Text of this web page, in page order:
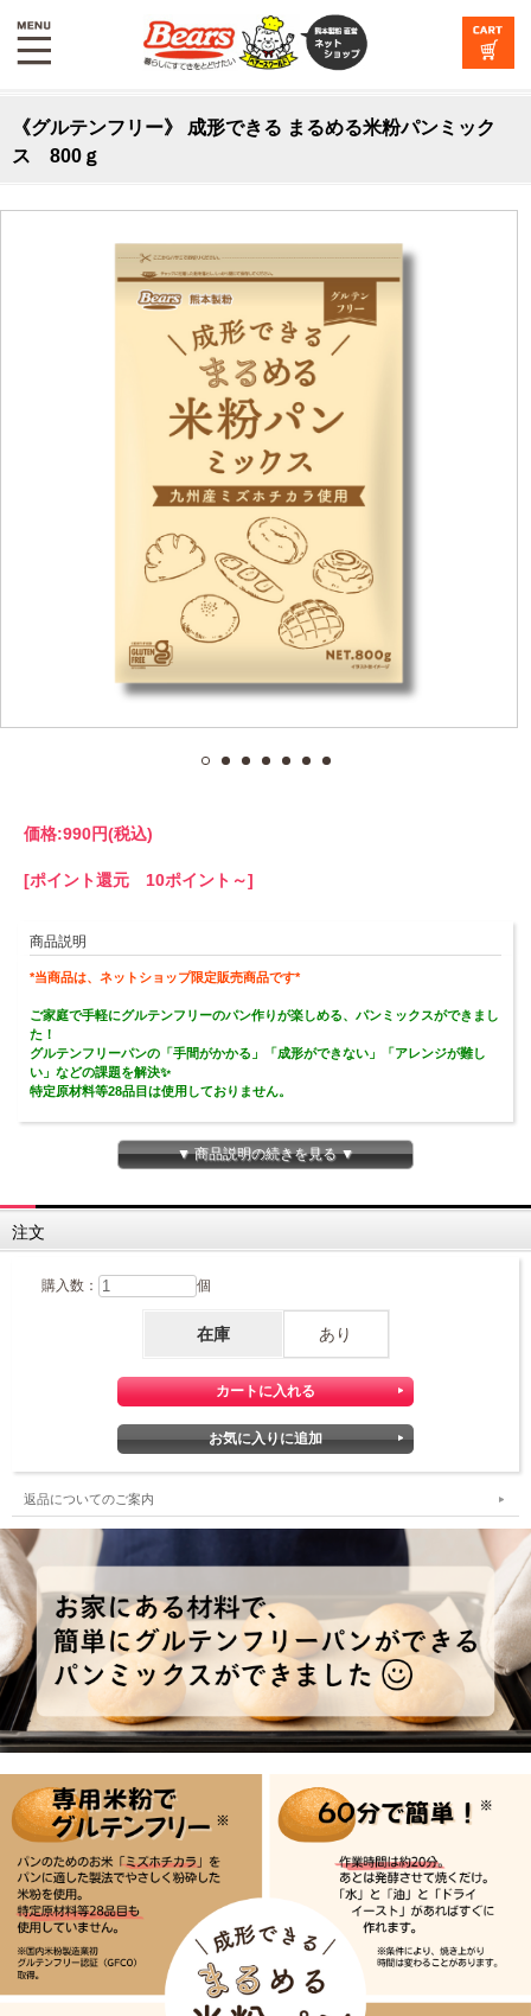
《グルテンフリー》 成形できる まるめる米粉パンミック
ス 800ｇ
価格:990円(税込)
[ポイント還元 10ポイント～]
商品説明
*当商品は、ネットショップ限定販売商品です*
ご家庭で手軽にグルテンフリーのパン作りが楽しめる、パンミックスができまし
た！
グルテンフリーパンの「手間がかかる」「成形ができない」「アレンジが難し
い」などの課題を解決✨
特定原材料等28品目は使用しておりません。
⏱計量～成形までの作業時間は約20分（※）
⏱焼き上がりまでの時間は約60分（※）
■パンのためのお米『ミズホチカラ』を使用■
ミズホチカラをパンに適した方法でやさしく粉砕した米粉を使用しています。
■グルテンフリー■
当社のグルテンフリー専用工場で製造しています。
計量～成形までの作業時間は約20分！あとは発酵して焼くだけ。
「水」と「油」と「インスタントドライイースト」があれば、すぐに作れます。
■アレンジ多彩！■
生地がべたつきにくく丸めやすいので、どんな形もおもいのまま。
いろんなアレンジレシピもご紹介しています！！
👉アレンジレシピはこちら
■時間がたってもおいしい■
独自の技術で翌日もふんわり。冷凍保存もできるので、お子様の給食やお弁当に
も。
リベイクすると焼き立てのおいしさが楽しめます。
※条件により、作業時間は変わることがあります。
▼ 商品説明の続きを見る ▼
注文
購入数： 個
在庫 あり
返品についてのご案内